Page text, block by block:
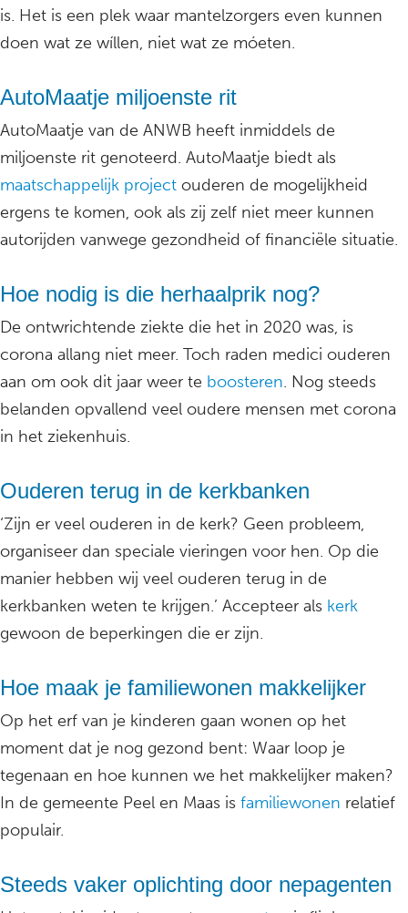
is. Het is een plek waar mantelzorgers even kunnen
doen wat ze wíllen, niet wat ze móeten.
AutoMaatje miljoenste rit
AutoMaatje van de ANWB heeft inmiddels de
miljoenste rit genoteerd. AutoMaatje biedt als
maatschappelijk project ouderen de mogelijkheid
ergens te komen, ook als zij zelf niet meer kunnen
autorijden vanwege gezondheid of financiële situatie.
Hoe nodig is die herhaalprik nog?
De ontwrichtende ziekte die het in 2020 was, is
corona allang niet meer. Toch raden medici ouderen
aan om ook dit jaar weer te boosteren. Nog steeds
belanden opvallend veel oudere mensen met corona
in het ziekenhuis.
Ouderen terug in de kerkbanken
‘Zijn er veel ouderen in de kerk? Geen probleem,
organiseer dan speciale vieringen voor hen. Op die
manier hebben wij veel ouderen terug in de
kerkbanken weten te krijgen.’ Accepteer als kerk
gewoon de beperkingen die er zijn.
Hoe maak je familiewonen makkelijker
Op het erf van je kinderen gaan wonen op het
moment dat je nog gezond bent: Waar loop je
tegenaan en hoe kunnen we het makkelijker maken?
In de gemeente Peel en Maas is familiewonen relatief
populair.
Steeds vaker oplichting door nepagenten